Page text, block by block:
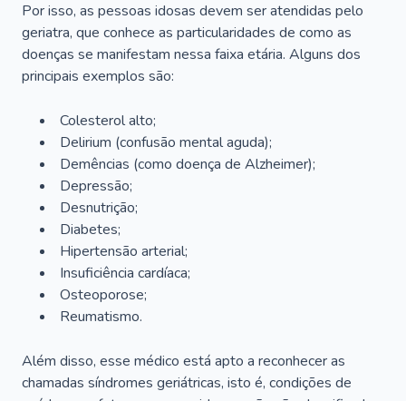
Por isso, as pessoas idosas devem ser atendidas pelo
geriatra, que conhece as particularidades de como as
doenças se manifestam nessa faixa etária. Alguns dos
principais exemplos são:
Colesterol alto;
Delirium (confusão mental aguda);
Demências (como doença de Alzheimer);
Depressão;
Desnutrição;
Diabetes;
Hipertensão arterial;
Insuficiência cardíaca;
Osteoporose;
Reumatismo.
Além disso, esse médico está apto a reconhecer as
chamadas síndromes geriátricas, isto é, condições de